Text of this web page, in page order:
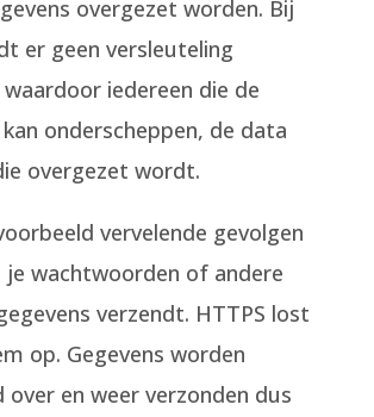
overgezet worden. Bij
er geen versleuteling
iedereen die de
onderscheppen, de data
overgezet wordt.
vervelende gevolgen
je wachtwoorden of andere
verzendt. HTTPS lost
op. Gegevens worden
over en weer verzonden dus